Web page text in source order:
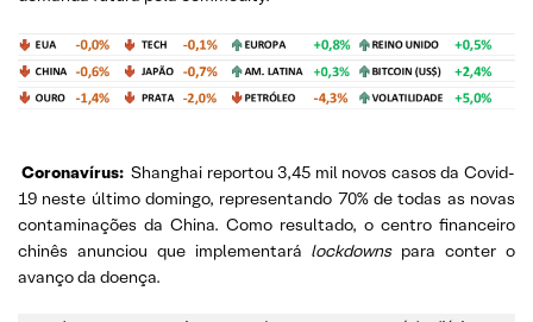
Coronavírus: Shanghai reportou 3,45 mil novos casos da Covid-
19 neste último domingo, representando 70% de todas as novas
contaminações da China. Como resultado, o centro financeiro
chinês anunciou que implementará lockdowns para conter o
avanço da doença.